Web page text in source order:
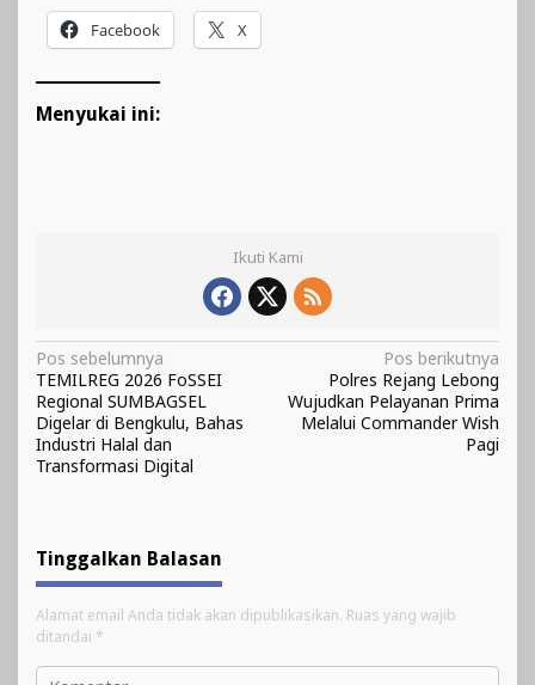
Facebook X
Menyukai ini:
Ikuti Kami
Navigasi
pos
Pos sebelumnya
TEMILREG 2026 FoSSEI
Regional SUMBAGSEL
Digelar di Bengkulu, Bahas
Industri Halal dan
Transformasi Digital
Pos berikutnya
Polres Rejang Lebong
Wujudkan Pelayanan Prima
Melalui Commander Wish
Pagi
Tinggalkan Balasan
Alamat email Anda tidak akan dipublikasikan. Ruas yang wajib
ditandai *